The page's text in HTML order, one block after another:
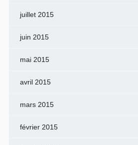
juillet 2015
juin 2015
mai 2015
avril 2015
mars 2015
février 2015